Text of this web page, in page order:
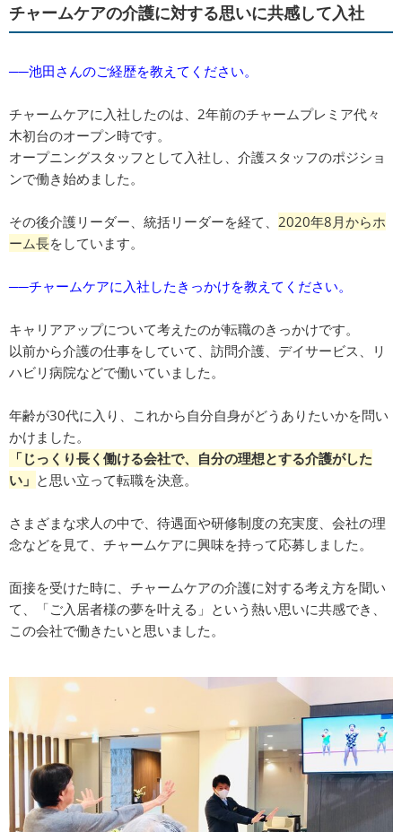
チャームケアの介護に対する思いに共感して入社
──池田さんのご経歴を教えてください。
チャームケアに入社したのは、2年前のチャームプレミア代々
木初台のオープン時です。
オープニングスタッフとして入社し、介護スタッフのポジショ
ンで働き始めました。
その後介護リーダー、統括リーダーを経て、 2020年8月からホ
ーム長をしています。
──チャームケアに入社したきっかけを教えてください。
キャリアアップについて考えたのが転職のきっかけです。
以前から介護の仕事をしていて、訪問介護、デイサービス、リ
ハビリ病院などで働いていました。
年齢が30代に入り、これから自分自身がどうありたいかを問い
かけました。
「じっくり長く働ける会社で、自分の理想とする介護がした
い」 と思い立って転職を決意。
さまざまな求人の中で、待遇面や研修制度の充実度、会社の理
念などを見て、チャームケアに興味を持って応募しました。
面接を受けた時に、チャームケアの介護に対する考え方を聞い
て、「ご入居者様の夢を叶える」という熱い思いに共感でき、
この会社で働きたいと思いました。